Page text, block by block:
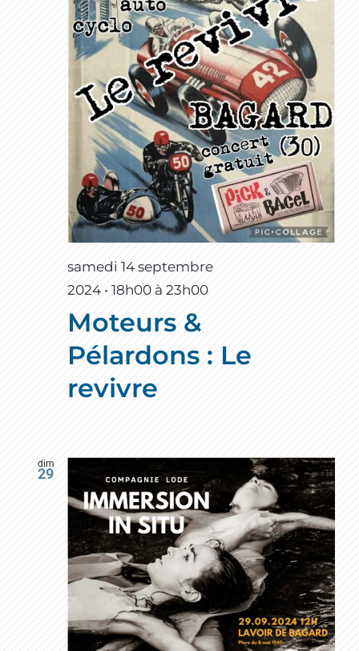
samedi 14 septembre
2024 • 18h00à 23h00
Moteurs &
Pélardons : Le
revivre
dim
29